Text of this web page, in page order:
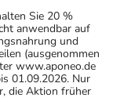
Sie 20 %
anwendbar auf
und
(ausgenommen
www.aponeo.de
01.09.2026. Nur
die Aktion früher